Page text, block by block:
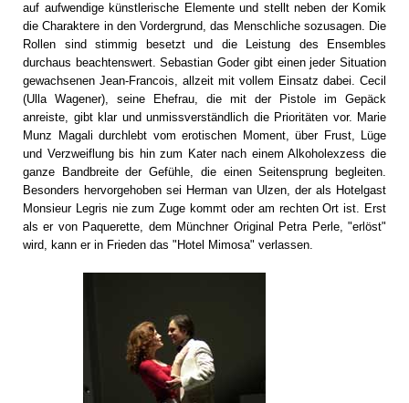
auf aufwendige künstlerische Elemente und stellt neben der Komik
die Charaktere in den Vordergrund, das Menschliche sozusagen. Die
Rollen sind stimmig besetzt und die Leistung des Ensembles
durchaus beachtenswert. Sebastian Goder gibt einen jeder Situation
gewachsenen Jean-Francois, allzeit mit vollem Einsatz dabei. Cecil
(Ulla Wagener), seine Ehefrau, die mit der Pistole im Gepäck
anreiste, gibt klar und unmissverständlich die Prioritäten vor. Marie
Munz Magali durchlebt vom erotischen Moment, über Frust, Lüge
und Verzweiflung bis hin zum Kater nach einem Alkoholexzess die
ganze Bandbreite der Gefühle, die einen Seitensprung begleiten.
Besonders hervorgehoben sei Herman van Ulzen, der als Hotelgast
Monsieur Legris nie zum Zuge kommt oder am rechten Ort ist. Erst
als er von Paquerette, dem Münchner Original Petra Perle, "erlöst"
wird, kann er in Frieden das "Hotel Mimosa" verlassen.